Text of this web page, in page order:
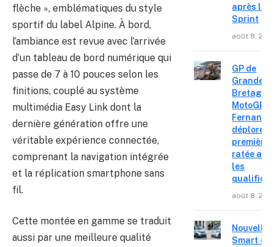
flèche », emblématiques du style
sportif du label Alpine. À bord,
l’ambiance est revue avec l’arrivée
d’un tableau de bord numérique qui
passe de 7 à 10 pouces selon les
finitions, couplé au système
multimédia Easy Link dont la
dernière génération offre une
véritable expérience connectée,
comprenant la navigation intégrée
et la réplication smartphone sans
fil.
Cette montée en gamme se traduit
aussi par une meilleure qualité
après le
Sprint
août 8,
GP de
Grande-
Bretagne
MotoGP :
déplore
première
ratée
les
août 8,
Nouvelle
Smart #2